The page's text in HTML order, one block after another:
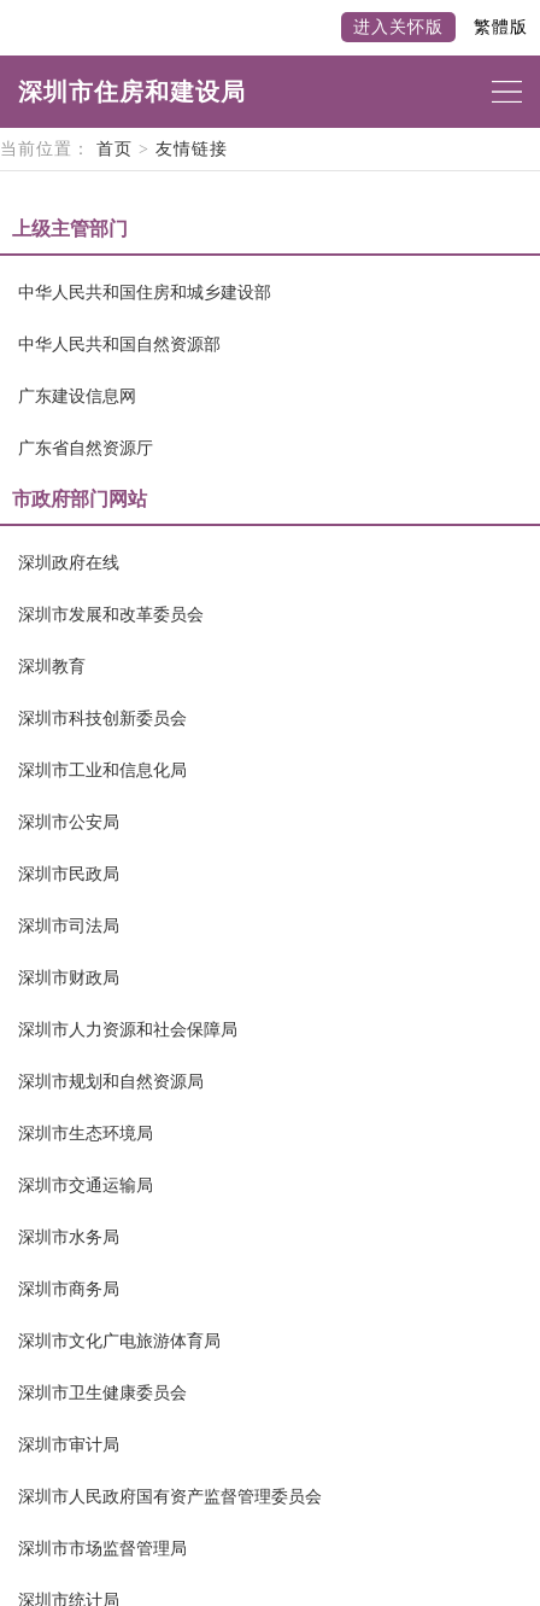
进入关怀版 繁體版
深圳市住房和建设局
当前位置： 首页 > 友情链接
上级主管部门
中华人民共和国住房和城乡建设部
中华人民共和国自然资源部
广东建设信息网
广东省自然资源厅
市政府部门网站
深圳政府在线
深圳市发展和改革委员会
深圳教育
深圳市科技创新委员会
深圳市工业和信息化局
深圳市公安局
深圳市民政局
深圳市司法局
深圳市财政局
深圳市人力资源和社会保障局
深圳市规划和自然资源局
深圳市生态环境局
深圳市交通运输局
深圳市水务局
深圳市商务局
深圳市文化广电旅游体育局
深圳市卫生健康委员会
深圳市审计局
深圳市人民政府国有资产监督管理委员会
深圳市市场监督管理局
深圳市统计局